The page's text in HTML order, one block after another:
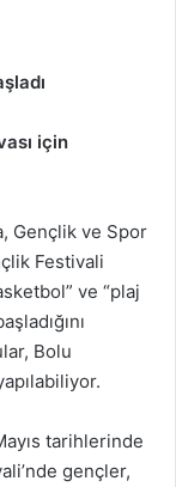
için
Gençlik ve Spor
Festivali
ve “plaj
Bolu
tarihlerinde
gençler,